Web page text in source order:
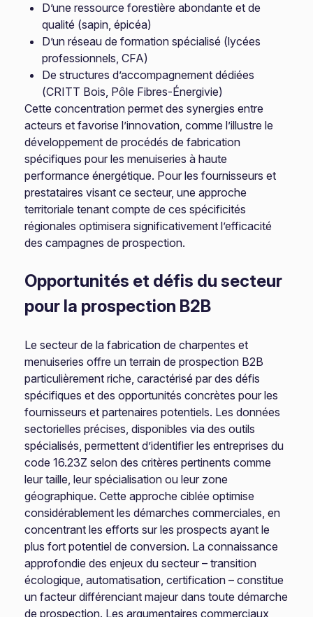
D’une ressource forestière abondante et de
qualité (sapin, épicéa)
D’un réseau de formation spécialisé (lycées
professionnels, CFA)
De structures d’accompagnement dédiées
(CRITT Bois, Pôle Fibres-Énergivie)
Cette concentration permet des synergies entre
acteurs et favorise l’innovation, comme l’illustre le
développement de procédés de fabrication
spécifiques pour les menuiseries à haute
performance énergétique. Pour les fournisseurs et
prestataires visant ce secteur, une approche
territoriale tenant compte de ces spécificités
régionales optimisera significativement l’efficacité
des campagnes de prospection.
Opportunités et défis du secteur
pour la prospection B2B
Le secteur de la fabrication de charpentes et
menuiseries offre un terrain de prospection B2B
particulièrement riche, caractérisé par des défis
spécifiques et des opportunités concrètes pour les
fournisseurs et partenaires potentiels. Les données
sectorielles précises, disponibles via des outils
spécialisés, permettent d’identifier les entreprises du
code 16.23Z selon des critères pertinents comme
leur taille, leur spécialisation ou leur zone
géographique. Cette approche ciblée optimise
considérablement les démarches commerciales, en
concentrant les efforts sur les prospects ayant le
plus fort potentiel de conversion. La connaissance
approfondie des enjeux du secteur – transition
écologique, automatisation, certification – constitue
un facteur différenciant majeur dans toute démarche
de prospection. Les argumentaires commerciaux